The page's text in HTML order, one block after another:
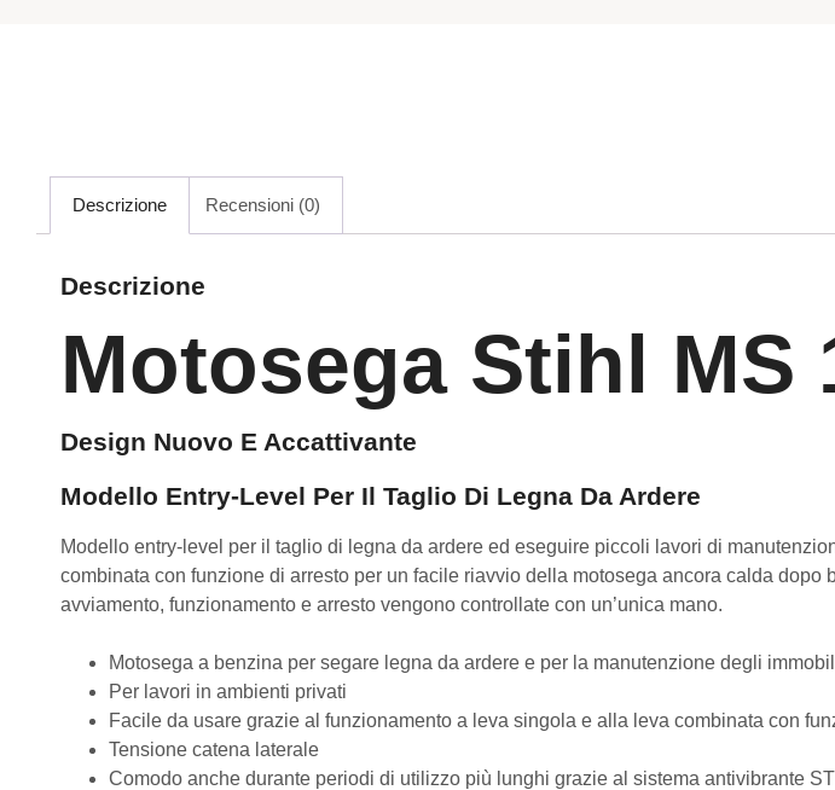
Descrizione Recensioni (0)
Descrizione
Motosega Stihl MS
Design Nuovo E Accattivante
Modello Entry-Level Per Il Taglio Di Legna Da Ardere
Modello entry-level per il taglio di legna da ardere ed eseguire piccoli lavori di
combinata con funzione di arresto per un facile riavvio della motosega ancora calda
avviamento, funzionamento e arresto vengono controllate con un’unica mano.
Motosega a benzina per segare legna da ardere e per la manutenzione degli
Per lavori in ambienti privati
Facile da usare grazie al funzionamento a leva singola e alla leva combinata con
Tensione catena laterale
Comodo anche durante periodi di utilizzo più lunghi grazie al sistema antivibrante